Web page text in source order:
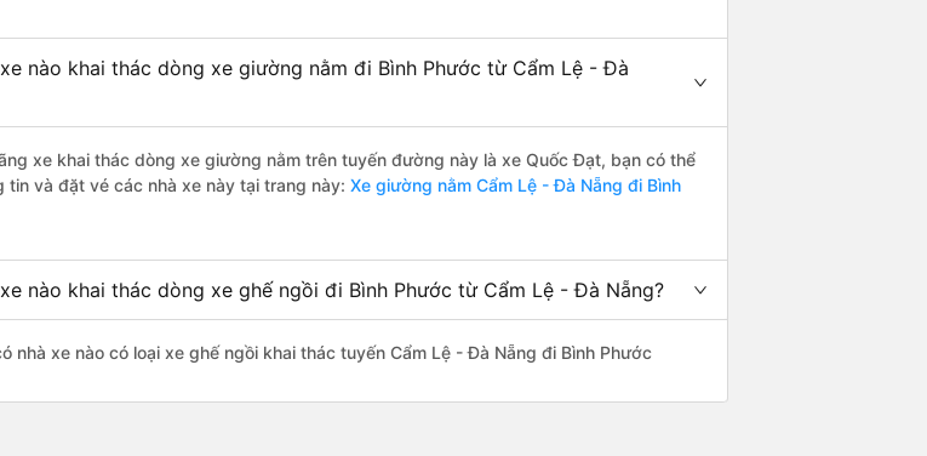
nào khai thác dòng xe giường nằm đi Bình Phước từ Cẩm Lệ - Đà
xe khai thác dòng xe giường nằm trên tuyến đường này là xe Quốc Đạt, bạn có thể
tin và đặt vé các nhà xe này tại trang này: Xe giường nằm Cẩm Lệ - Đà Nẵng đi Bình
nào khai thác dòng xe ghế ngồi đi Bình Phước từ Cẩm Lệ - Đà Nẵng?
nhà xe nào có loại xe ghế ngồi khai thác tuyến Cẩm Lệ - Đà Nẵng đi Bình Phước